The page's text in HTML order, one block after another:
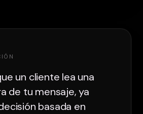
un cliente lea una
de tu mensaje, ya
basada en